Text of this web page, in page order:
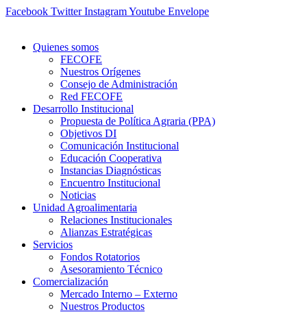
Ir
Facebook Twitter InstagramYoutube Envelope
Quienes somos
FECOFE
Nuestros Orígenes
Consejo de Administración
Red FECOFE
Desarrollo Institucional
Propuesta de Política Agraria (PPA)
Objetivos DI
Comunicación Institucional
Educación Cooperativa
Instancias Diagnósticas
Encuentro Institucional
Noticias
Unidad Agroalimentaria
Relaciones Institucionales
Alianzas Estratégicas
Servicios
Fondos Rotatorios
Asesoramiento Técnico
Comercialización
Mercado Interno – Externo
Nuestros Productos